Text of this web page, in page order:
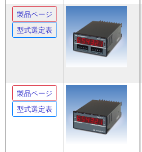
製品ページ
型式選定表
製品ページ
型式選定表